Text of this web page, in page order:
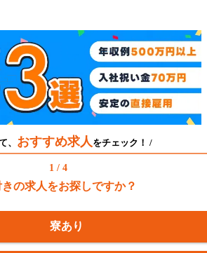
、 おすすめ求人 をチェック！ /
1 / 4
の求人をお探しですか？
寮あり